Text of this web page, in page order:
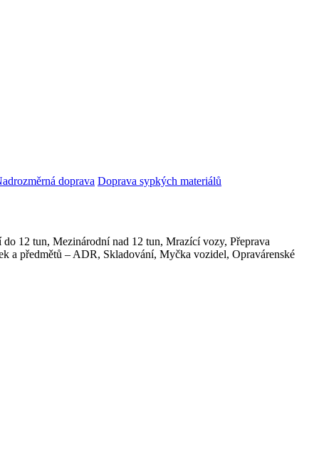
doprava Doprava sypkých materiálů
12 tun, Mezinárodní nad 12 tun, Mrazící vozy, Přeprava
a předmětů – ADR, Skladování, Myčka vozidel, Opravárenské